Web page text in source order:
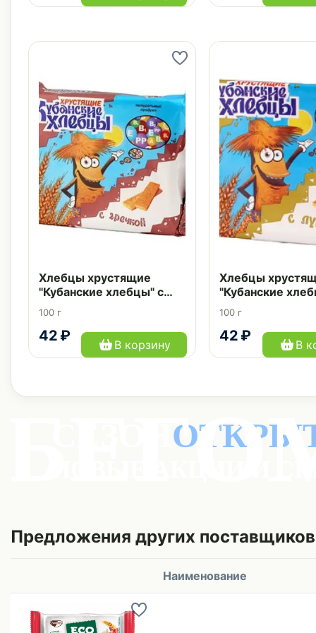
42 ₽
Хлебцы хрустящие
"Кубанские хлебцы" с
гречкой упаковка 100 г
100 г
В корзину
42 ₽
Хлебцы
"Кубанские
луком упаковка
100 г
В
Предложения других поставщиков
Наименование